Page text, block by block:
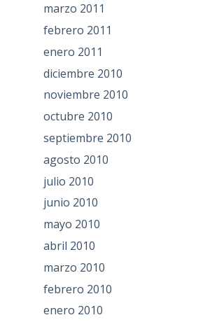
marzo 2011
febrero 2011
enero 2011
diciembre 2010
noviembre 2010
octubre 2010
septiembre 2010
agosto 2010
julio 2010
junio 2010
mayo 2010
abril 2010
marzo 2010
febrero 2010
enero 2010